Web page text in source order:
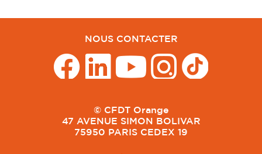
NOUS CONTACTER
© CFDT Orange
47 AVENUE SIMON BOLIVAR
75950 PARIS CEDEX 19